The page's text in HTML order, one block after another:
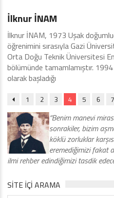
İlknur İNAM
İlknur İNAM, 1973 Uşak
öğrenimini sırasıyla Gazi
Orta Doğu Teknik Üniversitesi
bölümünde tamamlamıştır.
olarak başladığı
1 2 3 4 5 6 7
“Benim manevi
sonrakiler, bizim
köklü zorluklar
eremediğimizi fakat
ilmi rehber edindiğimizi tasdik
SITE IÇI ARAMA